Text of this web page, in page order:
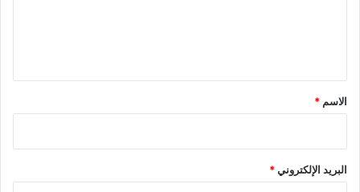
*
الاسم *
البريد الإلكتروني*